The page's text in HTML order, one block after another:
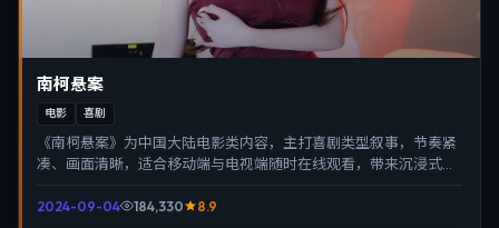
南柯悬案
电影 喜剧
《南柯悬案》为中国大陆电影类内容，主打喜剧类型叙事，节奏紧
凑、画面清晰，适合移动端与电视端随时在线观看，带来沉浸式视
2024-09-04 184,330 8.9